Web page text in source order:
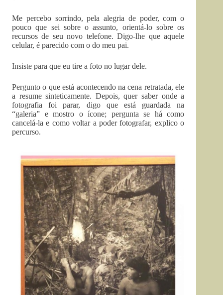
Me percebo sorrindo, pela alegria de poder, com o
pouco que sei sobre o assunto, orientá-lo sobre os
recursos de seu novo telefone. Digo-lhe que aquele
celular, é parecido com o do meu pai.
Insiste para que eu tire a foto no lugar dele.
Pergunto o que está acontecendo na cena retratada, ele
a resume sinteticamente. Depois, quer saber onde a
fotografia foi parar, digo que está guardada na
“galeria” e mostro o ícone; pergunta se há como
cancelá-la e como voltar a poder fotografar, explico o
percurso.